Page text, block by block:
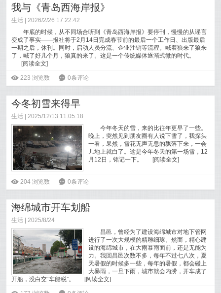
我与《青岛西海岸报》
生活 | 2026/2/26 17:22:42
年底的时候，从不同场合听到《青岛西海岸报》要停刊，慢慢的从谣言
变成了事实——报社将于2月14日完成春节前的最后一个工作日、出版最后
一期之后，休刊。同时，启动人员分流、企业注销等流程。喊着狼来了狼来
了，喊了好几个月，狼真的来了。这是一个传统媒体逐渐式微的时代。
[阅读全文]
ė 223 浏览数 6 0条评论
今冬初雪来得早
生活 | 2025/12/13 11:05:18
今年冬天的雪，来的比往年更早了一些。
晚上，突然见到朋友圈有人说下雪了，我探头
一看，果然，雪花无声无息的飘落下来，一会
儿地上就白了。这是今年冬天的第一场雪，12
月12日，铭记一下。
[阅读全文]
ė 204 浏览数 6 0条评论
海绵城市开车划船
生活 | 2025/8/24
昌邑，曾经为了建设海绵城市对地下管网
进行了一次大规模的精雕细琢。然而，精心建
设的海绵城市，在大雨暴雨面前，还是无能为
力。我回昌邑次数不多，每年不过七八次，夏
天暑假的时候多一些，每年的暑假，都会碰上
大暴雨，一旦下雨，城市就会内涝，开车成了
开船，没白交“车船税”。
[阅读全文]